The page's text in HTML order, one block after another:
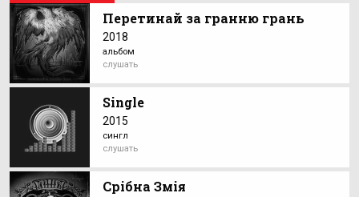
Перетинай за гранню грань
2018
альбом
слушать
Single
2015
сингл
слушать
Срібна Змія